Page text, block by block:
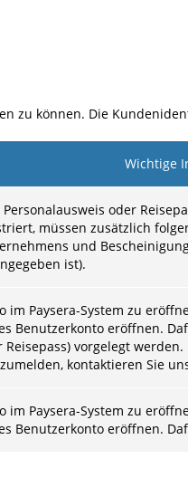
zu können. Die
Wichtige
oder
müssen zusätzlich
und
ist).
im Paysera-System zu
Benutzerkonto eröffnen.
vorgelegt werden.
kontaktieren Sie
im Paysera-System zu
Benutzerkonto eröffnen.